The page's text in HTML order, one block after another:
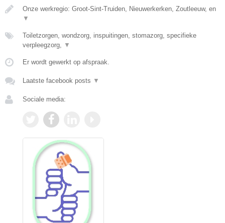
Onze werkregio: Groot-Sint-Truiden, Nieuwerkerken, Zoutleeuw, en
▼
Toiletzorgen, wondzorg, inspuitingen, stomazorg, specifieke
verpleegzorg,
▼
Er wordt gewerkt op afspraak.
Laatste facebook posts ▼
Sociale media: